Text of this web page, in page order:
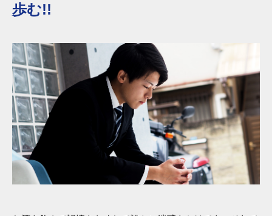
歩む!!